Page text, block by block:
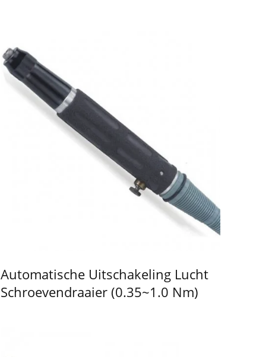
Automatische Uitschakeling Lucht
Schroevendraaier (0.35~1.0 Nm)